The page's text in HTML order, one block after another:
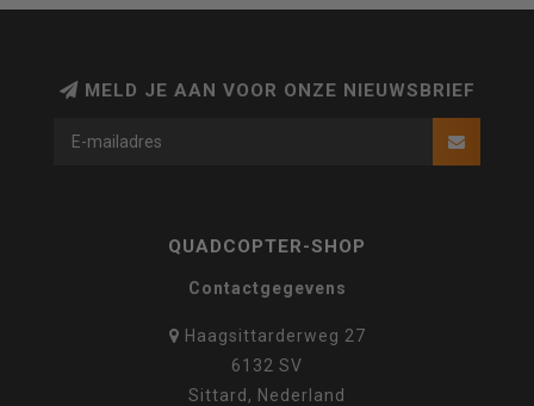
MELD JE AAN VOOR ONZE NIEUWSBRIEF
QUADCOPTER-SHOP
Contactgegevens
Haagsittarderweg 27
6132 SV
Sittard, Nederland